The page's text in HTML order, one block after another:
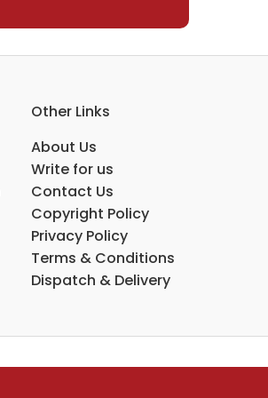
Other Links
About Us
Write for us
Contact Us
Copyright Policy
Privacy Policy
Terms & Conditions
Dispatch & Delivery